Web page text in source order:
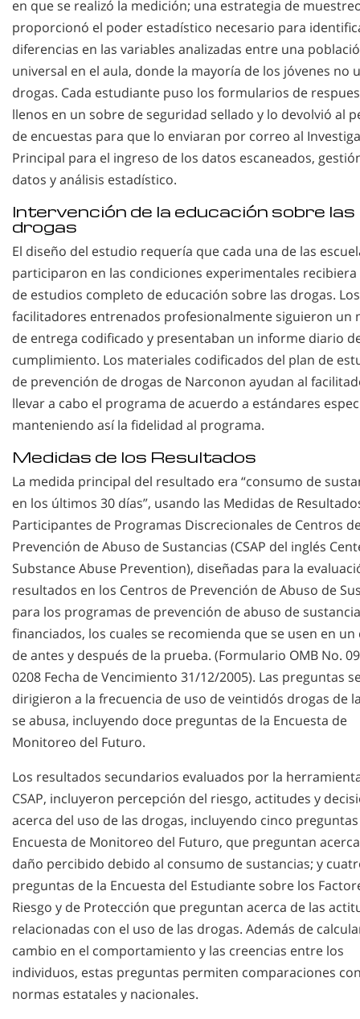
en que se realizó la medición; una estrategia de
proporcionó el poder estadístico necesario para
diferencias en las variables analizadas entre una
universal en el aula, donde la mayoría de los jóvenes no
drogas. Cada estudiante puso los formularios de
llenos en un sobre de seguridad sellado y lo devolvió al
de encuestas para que lo enviaran por correo al
Principal para el ingreso de los datos escaneados,
datos y análisis estadístico.
Intervención de la educación sobre las
drogas
El diseño del estudio requería que cada una de las
participaron en las condiciones experimentales recibiera
de estudios completo de educación sobre las drogas. Los
facilitadores entrenados profesionalmente siguieron un
de entrega codificado y presentaban un informe diario
cumplimiento. Los materiales codificados del plan de
de prevención de drogas de Narconon ayudan al
llevar a cabo el programa de acuerdo a estándares
manteniendo así la fidelidad al programa.
Medidas de los Resultados
La medida principal del resultado era “consumo de
en los últimos 30 días”, usando las Medidas de
Participantes de Programas Discrecionales de Centros
Prevención de Abuso de Sustancias (CSAP del inglés
Substance Abuse Prevention), diseñadas para la
resultados en los Centros de Prevención de Abuso de
para los programas de prevención de abuso de
financiados, los cuales se recomienda que se usen en un
de antes y después de la prueba. (Formulario OMB No.
0208 Fecha de Vencimiento 31/12/2005). Las preguntas
dirigieron a la frecuencia de uso de veintidós drogas de
se abusa, incluyendo doce preguntas de la Encuesta de
Monitoreo del Futuro.
Los resultados secundarios evaluados por la
CSAP, incluyeron percepción del riesgo, actitudes y
acerca del uso de las drogas, incluyendo cinco
Encuesta de Monitoreo del Futuro, que preguntan
daño percibido debido al consumo de sustancias; y
preguntas de la Encuesta del Estudiante sobre los
Riesgo y de Protección que preguntan acerca de las
relacionadas con el uso de las drogas. Además de
cambio en el comportamiento y las creencias entre los
individuos, estas preguntas permiten comparaciones
normas estatales y nacionales.